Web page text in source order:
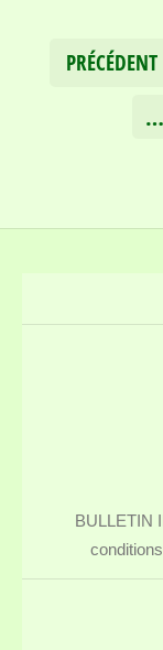
PRÉCÉDENT
…
BULLETIN